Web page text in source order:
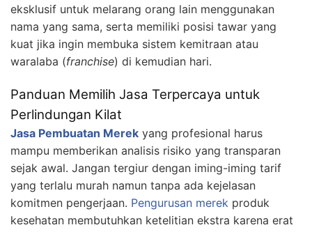
eksklusif untuk melarang orang lain menggunakan
nama yang sama, serta memiliki posisi tawar yang
kuat jika ingin membuka sistem kemitraan atau
waralaba (franchise) di kemudian hari.
Panduan Memilih Jasa Terpercaya untuk
Perlindungan Kilat
Jasa Pembuatan Merek yang profesional harus
mampu memberikan analisis risiko yang transparan
sejak awal. Jangan tergiur dengan iming-iming tarif
yang terlalu murah namun tanpa ada kejelasan
komitmen pengerjaan. Pengurusan merek produk
kesehatan membutuhkan ketelitian ekstra karena erat